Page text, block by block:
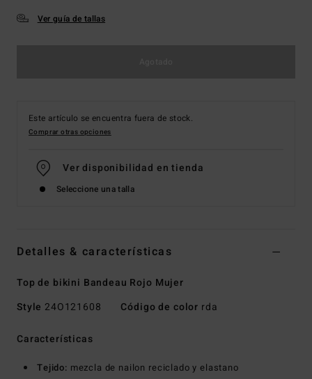
Ver guía de tallas
Este artículo se encuentra fuera de stock.
Comprar otras opciones
Ver disponibilidad en tienda
Seleccione una talla
Detalles & características
Top de bikini Bandeau Rojo Mujer
Style 24O121608 Código de color rda
Características
Tejido: mezcla de nailon reciclado y elastano